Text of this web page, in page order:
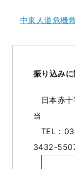
中東人道危機
振り込み
日本赤
当
TEL：
3432-